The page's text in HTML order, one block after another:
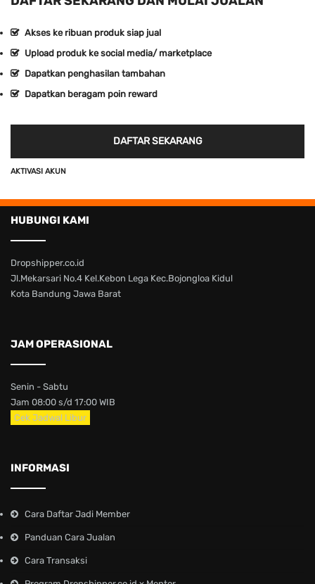
Akses ke ribuan produk siap jual
Upload produk ke social media/ marketplace
Dapatkan penghasilan tambahan
Dapatkan beragam poin reward
DAFTAR SEKARANG
AKTIVASI AKUN
HUBUNGI KAMI
Dropshipper.co.id
Jl.Mekarsari No.4 Kel.Kebon Lega Kec.Bojongloa Kidul
Kota Bandung Jawa Barat
JAM OPERASIONAL
Senin - Sabtu
Jam 08:00 s/d 17:00 WIB
Cek Jadwal Libur
INFORMASI
Cara Daftar Jadi Member
Panduan Cara Jualan
Cara Transaksi